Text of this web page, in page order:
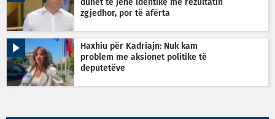
duhet të jenë identike me rezultatin
zgjedhor, por të afërta
Haxhiu për Kadriajn: Nuk kam
problem me aksionet politike të
deputetëve